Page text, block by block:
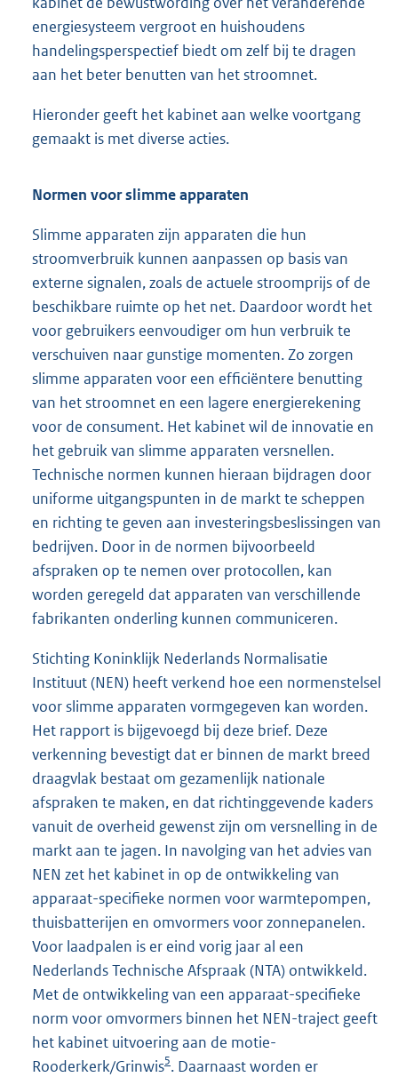
energiesysteem vergroot en huishoudens
handelingsperspectief biedt om zelf bij te dragen
aan het beter benutten van het stroomnet.
Hieronder geeft het kabinet aan welke voortgang
gemaakt is met diverse acties.
Normen voor slimme apparaten
Slimme apparaten zijn apparaten die hun
stroomverbruik kunnen aanpassen op basis van
externe signalen, zoals de actuele stroomprijs of de
beschikbare ruimte op het net. Daardoor wordt het
voor gebruikers eenvoudiger om hun verbruik te
verschuiven naar gunstige momenten. Zo zorgen
slimme apparaten voor een efficiëntere benutting
van het stroomnet en een lagere energierekening
voor de consument. Het kabinet wil de innovatie en
het gebruik van slimme apparaten versnellen.
Technische normen kunnen hieraan bijdragen door
uniforme uitgangspunten in de markt te scheppen
en richting te geven aan investeringsbeslissingen van
bedrijven. Door in de normen bijvoorbeeld
afspraken op te nemen over protocollen, kan
worden geregeld dat apparaten van verschillende
fabrikanten onderling kunnen communiceren.
Stichting Koninklijk Nederlands Normalisatie
Instituut (NEN) heeft verkend hoe een normenstelsel
voor slimme apparaten vormgegeven kan worden.
Het rapport is bijgevoegd bij deze brief. Deze
verkenning bevestigt dat er binnen de markt breed
draagvlak bestaat om gezamenlijk nationale
afspraken te maken, en dat richtinggevende kaders
vanuit de overheid gewenst zijn om versnelling in de
markt aan te jagen. In navolging van het advies van
NEN zet het kabinet in op de ontwikkeling van
apparaat-specifieke normen voor warmtepompen,
thuisbatterijen en omvormers voor zonnepanelen.
Voor laadpalen is er eind vorig jaar al een
Nederlands Technische Afspraak (NTA) ontwikkeld.
Met de ontwikkeling van een apparaat-specifieke
norm voor omvormers binnen het NEN-traject geeft
het kabinet uitvoering aan de motie-
Rooderkerk/Grinwis5. Daarnaast worden er